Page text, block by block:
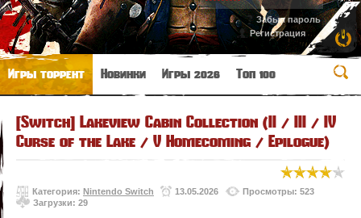
Забыл пароль
Регистрация
Игры торрент Новинки Игры 2026 Топ 100
[Switch] Lakeview Cabin Collection (II / III / IV
Curse of the Lake / V Homecoming / Epilogue)
Категория: Nintendo Switch 13.05.2026
Просмотры: 523
Загрузки: 29